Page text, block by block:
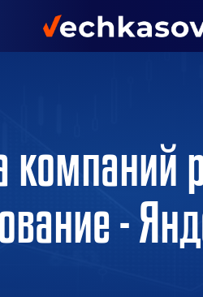
компаний
-